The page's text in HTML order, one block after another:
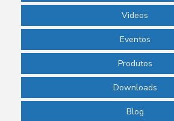
Phmetro portátil preço
Picnômetro de vidro
Picnômetro de vidro com termômetro
Pipeta de laboratório
Videos
Eventos
Produtos
Downloads
Blog